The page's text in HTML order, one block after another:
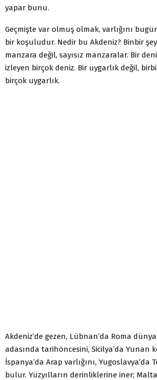
yapar bunu.
Geçmişte var olmuş olmak, varlığını
bir koşuludur. Nedir bu Akdeniz? Binbir
manzara değil, sayısız manzaralar. Bir
izleyen birçok deniz. Bir uygarlık değil,
birçok uygarlık.
Akdeniz’de gezen, Lübnan’da Roma
adasında tarihöncesini, Sicilya’da Yunan
İspanya’da Arap varlığını, Yugoslavya’da
bulur. Yüzyılların derinliklerine iner;